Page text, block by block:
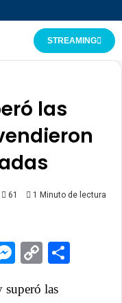
STREAMING
las
61 1 Minuto de lectura
Copy
superó las